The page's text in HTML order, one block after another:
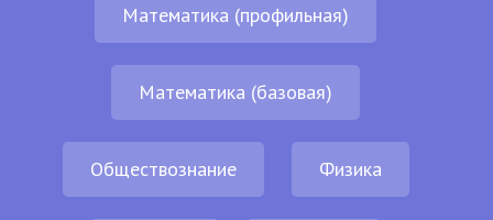
Математика (профильная)
Математика (базовая)
Обществознание Физика